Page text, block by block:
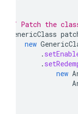
// Patch the
GenericClass
new
.
.
new